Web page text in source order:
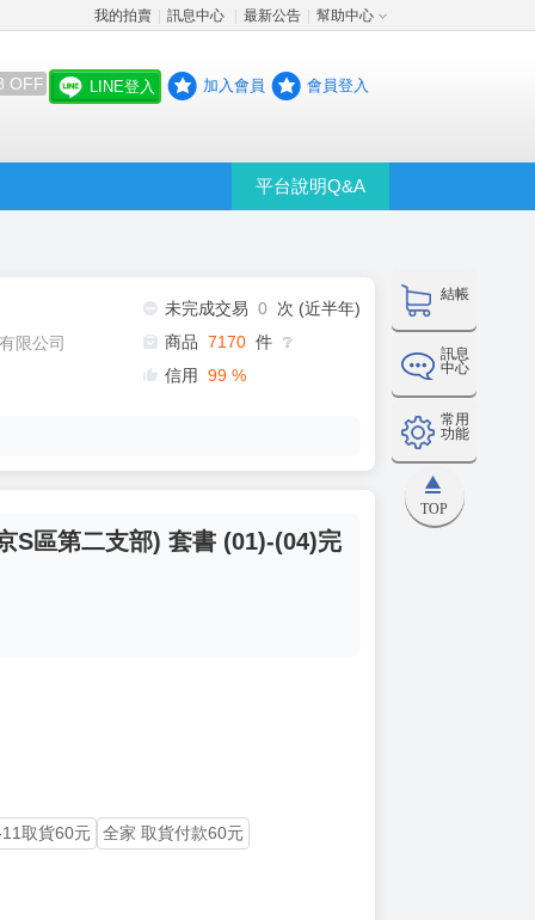
我的拍賣 訊息中心 最新公告 幫助中心
OFF LINE登入 加入會員 會員登入
平台說明Q&A
結帳
訊息
中心
常用
功能
TOP
限公司
未完成交易 0
次 (近半年)
商品 7170 件 ❔
信用 99 %
S區第二支部) 套書 (01)-(04)完
取貨60元
全家 取貨付款60元